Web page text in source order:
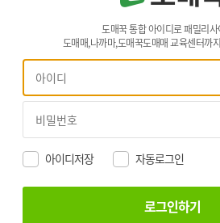
도매꾹 통합 아이디로 패밀리
도매매,나까마,도매꾹도매매 교육센터까
아이디저장 자동로그인